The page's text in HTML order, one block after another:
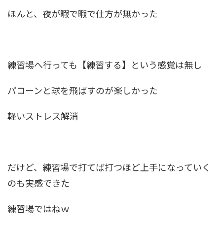
ほんと、夜が暇で暇で仕方が無かった
練習場へ行っても【練習する】という感覚は無し
パコーンと球を飛ばすのが楽しかった
軽いストレス解消
だけど、練習場で打てば打つほど上手になっていく
のも実感できた
練習場ではねｗ